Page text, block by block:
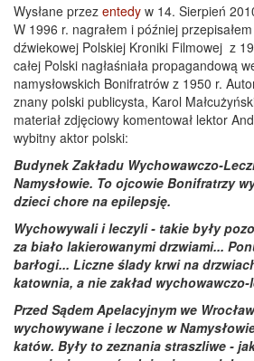
Wysłane przez entedy w 14. Sierpień
W 1996 r. nagrałem i później
dźwiekowej Polskiej Kroniki Filmowej z
całej Polski nagłaśniała propagandową
namysłowskich Bonifratrów z 1950 r.
znany polski publicysta, Karol
materiał zdjęciowy komentował lektor
wybitny aktor polski:
Budynek Zakładu Wychowawczo-
Namysłowie. To ojcowie Bonifratrzy
dzieci chore na epilepsję.
Wychowywali i leczyli - takie były
za biało lakierowanymi drzwiami...
barłogi... Liczne ślady krwi na
katownia, a nie zakład wychowawczo-
Przed Sądem Apelacyjnym we
wychowywane i leczone w
katów. Były to zeznania straszliwe -